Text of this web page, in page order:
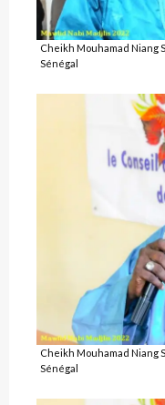
Cheikh Mouhamad Niang
Sénégal
Cheikh Mouhamad Niang
Sénégal